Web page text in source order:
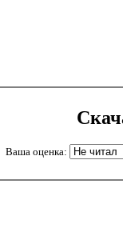
Ваша оценка: